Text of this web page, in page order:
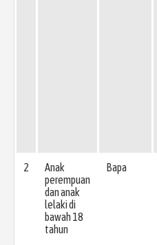
2
Anak
perempuan
dan anak
lelaki di
bawah 18
tahun
Bapa